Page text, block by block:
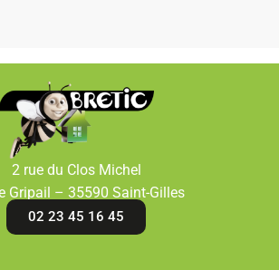
2 rue du Clos Michel
Gripail – 35590 Saint-Gilles
02 23 45 16 45